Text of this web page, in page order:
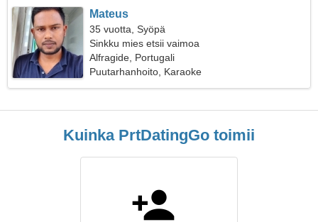
Mateus
35 vuotta, Syöpä
Sinkku mies etsii vaimoa
Alfragide, Portugali
Puutarhanhoito, Karaoke
Kuinka PrtDatingGo toimii